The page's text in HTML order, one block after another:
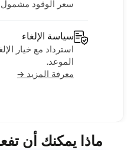
سعر الوقود مشمول
سياسة الإلغاء
الموعد.
معرفة المزيد →
ماذا يمكنك أن